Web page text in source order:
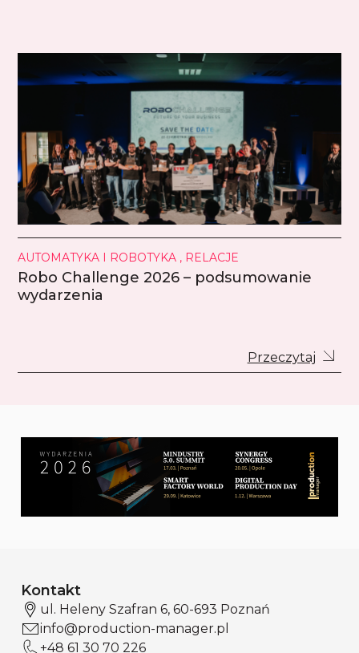
AUTOMATYKA I ROBOTYKA , RELACJE
Robo Challenge 2026 – podsumowanie
wydarzenia
Przeczytaj
Kontakt
ul. Heleny Szafran 6, 60-693 Poznań
info@production-manager.pl
+48 61 30 70 226